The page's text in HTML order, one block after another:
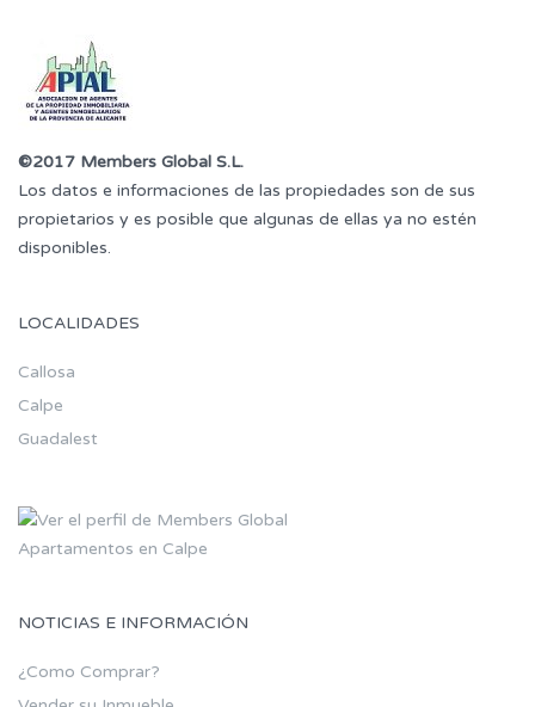
©2017 Members Global S.L.
Los datos e informaciones de las propiedades son de sus
propietarios y es posible que algunas de ellas ya no estén
disponibles.
LOCALIDADES
Callosa
Calpe
Guadalest
Apartamentos en Calpe
NOTICIAS E INFORMACIÓN
¿Como Comprar?